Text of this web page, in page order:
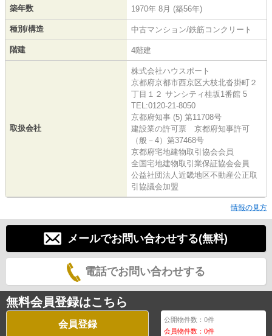
築年数 1970年 8月 (築56年)
種別/構造 中古マンション/鉄筋コンクリート
階建 4階建
取扱会社
株式会社ハウスポート
京都府京都市西京区大枝北沓掛町２
丁目１２ サンシティ桂坂1番館 5
TEL:0120-21-8050
京都府知事 (5) 第11708号
建設業の許可票 京都府知事許可
（般－4）第37468号
京都府宅地建物取引協会会員
全国宅地建物取引業保証協会会員
公益社団法人近畿地区不動産公正取
引協議会加盟
情報の見方
メールでお問い合わせする(無料)
電話でお問い合わせする
無料会員登録はこちら
会員登録 公開物件数：0件
会員物件数：0件